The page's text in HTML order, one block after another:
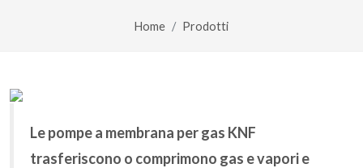
Home Prodotti
Le pompe a membrana per gas KNF
trasferiscono o comprimono gas e vapori e